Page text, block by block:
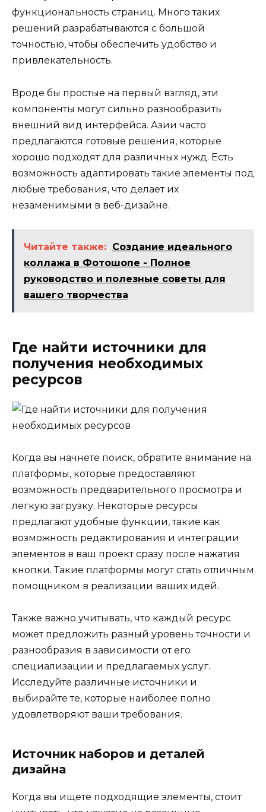
функциональность страниц. Много таких
решений разрабатываются с большой
точностью, чтобы обеспечить удобство и
привлекательность.
Вроде бы простые на первый взгляд, эти
компоненты могут сильно разнообразить
внешний вид интерфейса. Азии часто
предлагаются готовые решения, которые
хорошо подходят для различных нужд. Есть
возможность адаптировать такие элементы под
любые требования, что делает их
незаменимыми в веб-дизайне.
Читайте также: Создание идеального
коллажа в Фотошопе - Полное
руководство и полезные советы для
вашего творчества
Где найти источники для
получения необходимых
ресурсов
Когда вы начнете поиск, обратите внимание на
платформы, которые предоставляют
возможность предварительного просмотра и
легкую загрузку. Некоторые ресурсы
предлагают удобные функции, такие как
возможность редактирования и интеграции
элементов в ваш проект сразу после нажатия
кнопки. Такие платформы могут стать отличным
помощником в реализации ваших идей.
Также важно учитывать, что каждый ресурс
может предложить разный уровень точности и
разнообразия в зависимости от его
специализации и предлагаемых услуг.
Исследуйте различные источники и
выбирайте те, которые наиболее полно
удовлетворяют ваши требования.
Источник наборов и деталей
дизайна
Когда вы ищете подходящие элементы, стоит